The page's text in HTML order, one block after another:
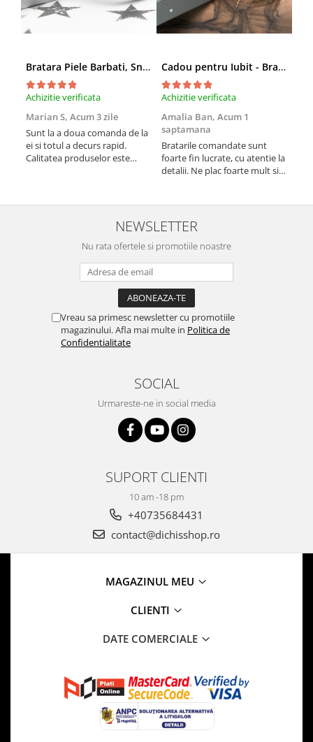
Bratara Piele Barbati, Snur Impletit si Inox Negru Cromat
Achizitie verificata
Marian S, Acum 3 zile
Sunt la a doua comanda de la
ei si totul a decurs rapid.
Calitatea produselor este
Cadou pentru Iubit - Bratara din Piele si Argint - mesaj Cu tine
Achizitie verificata
Amalia Ban, Acum 1
saptamana
Bratarile comandate sunt
foarte fin lucrate, cu atentie la
detalii. Ne plac foarte mult si
NEWSLETTER
Nu rata ofertele si promotiile noastre
Vreau sa primesc newsletter cu promotiile
magazinului. Afla mai multe in Politica de
Confidentialitate
SOCIAL
Urmareste-ne in social media
SUPORT CLIENTI
10 am -18 pm
+40735684431
contact@dichisshop.ro
MAGAZINUL MEU
CLIENTI
DATE COMERCIALE